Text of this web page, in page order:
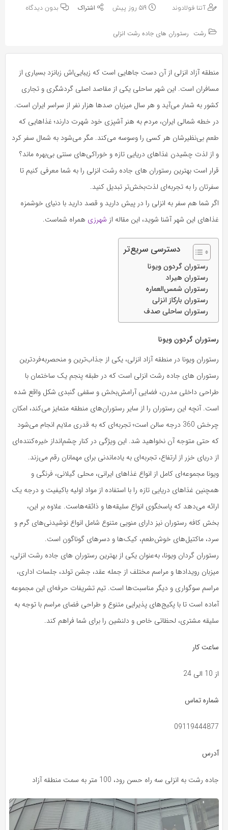
به
بگذارید.
کپی
لینک
آتنا فولادوند به
بگذارید.
کپی
بدون دیدگاه
رشت رستوران های جاده رشت انزلی
منطقه آزاد انزلی از آن دست جاهایی است که زیبایی‌اش زبانزد بسیاری از
مسافران است. این شهر ساحلی یکی از مقاصد اصلی گردشگری و تجاری
کشور به شمار می‌آید و هر سال میزبان صدها هزار نفر از سراسر ایران است.
در خطه شمالی ایران، مردم به هنر آشپزی خود شهرت دارند؛ غذاهایی که
طعم بی‌نظیرشان هر کسی را وسوسه می‌کند. مگر می‌شود به شمال سفر کرد
و از لذت چشیدن غذاهای دریایی تازه و خوراکی‌های سنتی بی‌بهره ماند؟
قرار است بهترین رستوران های جاده رشت انزلی را به شما معرفی کنیم تا
سفرتان را به تجربه‌ای لذت‌بخش‌تر تبدیل کنید.
اگر شما هم سفر به انزلی را در پیش دارید و قصد دارید با دنیای خوشمزه
غذاهای این شهر آشنا شوید، این مقاله از شهرزی همراه شماست.
دسترسی سریع‌تر
رستوران گردون ویونا
رستوران هیراد
رستوران شمس‌العماره
رستوران بارکاز انزلی
رستوران ساحلی صدف
رستوران گردون ویونا
رستوران ویونا در منطقه آزاد انزلی، یکی از جذاب‌ترین و منحصربه‌فردترین
رستوران های جاده رشت انزلی است که در طبقه پنجم یک ساختمان با
طراحی داخلی مدرن، فضایی آرامش‌بخش و سقفی گنبدی شکل واقع شده
است. آنچه این رستوران را از سایر رستوران‌های منطقه متمایز می‌کند، امکان
چرخش 360 درجه‌ سالن است؛ تجربه‌ای که به قدری ملایم انجام می‌شود
که حتی متوجه آن نخواهید شد. این ویژگی در کنار چشم‌انداز خیره‌کننده‌ای
از دریای خزر از ارتفاع، تجربه‌ای به یادماندنی برای مهمانان رقم می‌زند.
ویونا مجموعه‌ای کامل از انواع غذاهای ایرانی، محلی گیلانی، فرنگی و
همچنین غذاهای دریایی تازه را با استفاده از مواد اولیه باکیفیت و درجه یک
ارائه می‌دهد که پاسخگوی انواع سلیقه‌ها و ذائقه‌هاست. علاوه بر این،
بخش کافه رستوران نیز دارای منویی متنوع شامل انواع نوشیدنی‌های گرم و
سرد، ماکتیل‌های خوش‌طعم، کیک‌ها و دسرهای گوناگون است.
رستوران گردان ویونا، به‌عنوان یکی از بهترین رستوران های جاده رشت انزلی،
میزبان رویدادها و مراسم مختلف از جمله عقد، جشن تولد، جلسات اداری،
مراسم سوگواری و دیگر مناسبت‌ها است. تیم تشریفات حرفه‌ای این مجموعه
آماده است تا با پکیج‌های پذیرایی متنوع و طراحی فضای مراسم با توجه به
سلیقه مشتری، لحظاتی خاص و دلنشین را برای شما فراهم کند.
ساعت کار
از 10 الی 24
شماره تماس
09119444877
آدرس
جاده رشت به انزلی سه راه حسن رود، 100 متر به سمت منطقه آزاد